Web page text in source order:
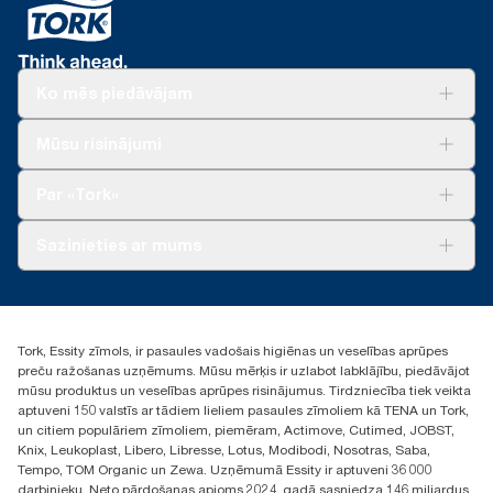
Zilas krāsas papīrs ir labāk redzams un nodrošina
izsekojamību saskarē ar pārtiku lietojamiem
materiāliem – uzlabo ražošanas nekaitīgumu
pārtikas apstrādē
+371 29141799
Atrast izplatītāju
Ulbrokas street 19A
Riga, Latvija
LV-1028
Tork, Essity zīmols, ir pasaules vadošais higiēnas un veselības aprūpes
preču ražošanas uzņēmums. Mūsu mērķis ir uzlabot labklājību, piedāvājot
mūsu produktus un veselības aprūpes risinājumus. Tirdzniecība tiek veikta
aptuveni 150 valstīs ar tādiem lieliem pasaules zīmoliem kā TENA un Tork,
un citiem populāriem zīmoliem, piemēram, Actimove, Cutimed, JOBST,
Knix, Leukoplast, Libero, Libresse, Lotus, Modibodi, Nosotras, Saba,
Tempo, TOM Organic un Zewa. Uzņēmumā Essity ir aptuveni 36 000
darbinieku. Neto pārdošanas apjoms 2024. gadā sasniedza 146 miljardus